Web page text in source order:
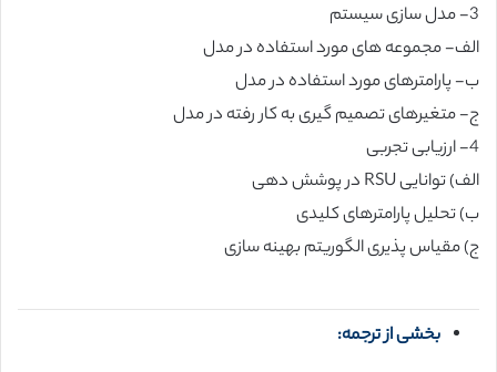
3- مدل سازی سیستم
الف- مجموعه های مورد استفاده در مدل
ب- پارامترهای مورد استفاده در مدل
ج- متغیرهای تصمیم گیری به کار رفته در مدل
4- ارزیابی تجربی
الف) توانایی RSU در پوشش دهی
ب) تحلیل پارامترهای کلیدی
ج) مقیاس پذیری الگوریتم بهینه سازی
بخشی از ترجمه: